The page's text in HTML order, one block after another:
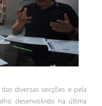
diversas secções e pela
desenvolvido na última